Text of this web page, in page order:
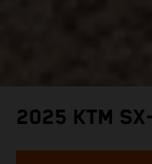
2025 KTM